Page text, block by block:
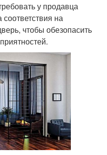
у продавца
на
чтобы обезопасить